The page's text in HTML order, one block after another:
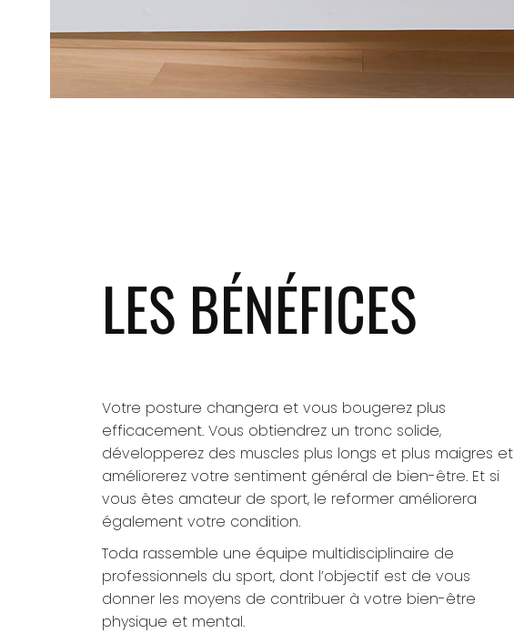
LES BÉNÉFICES
Votre posture changera et vous bougerez plus
efficacement. Vous obtiendrez un tronc solide,
développerez des muscles plus longs et plus maigres et
améliorerez votre sentiment général de bien-être. Et si
vous êtes amateur de sport, le reformer améliorera
également votre condition.
Toda rassemble une équipe multidisciplinaire de
professionnels du sport, dont l’objectif est de vous
donner les moyens de contribuer à votre bien-être
physique et mental.